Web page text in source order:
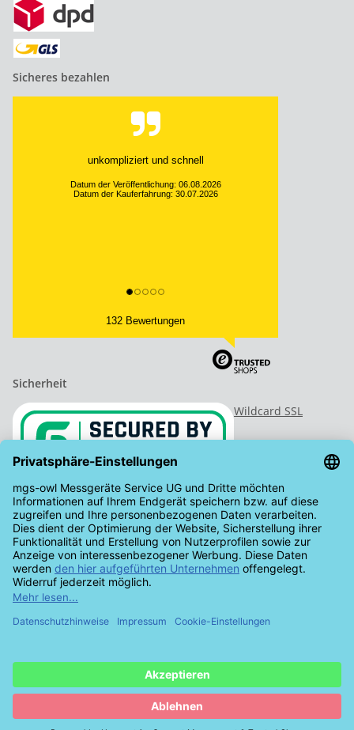
Sicheres bezahlen
unkompliziert und schnell
Datum der Veröffentlichung: 06.08.2026
Datum der Kauferfahrung: 30.07.2026
132 Bewertungen
Sicherheit
Wildcard SSL
* Alle Preise inkl. gesetzlicher USt., zzgl.Versand
© mgs-owl Messgeräte Service UG (haftungsbeschränkt)
Besucherzähler: 959311